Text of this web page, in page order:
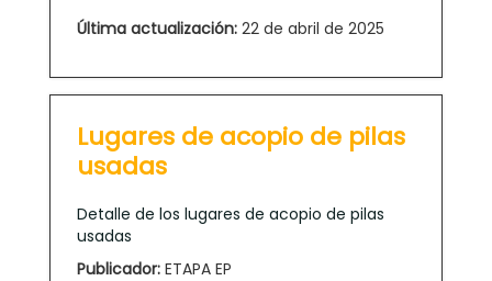
Última actualización: 22 de abril de 2025
Lugares de acopio de pilas
usadas
Detalle de los lugares de acopio de pilas
usadas
Publicador: ETAPA EP